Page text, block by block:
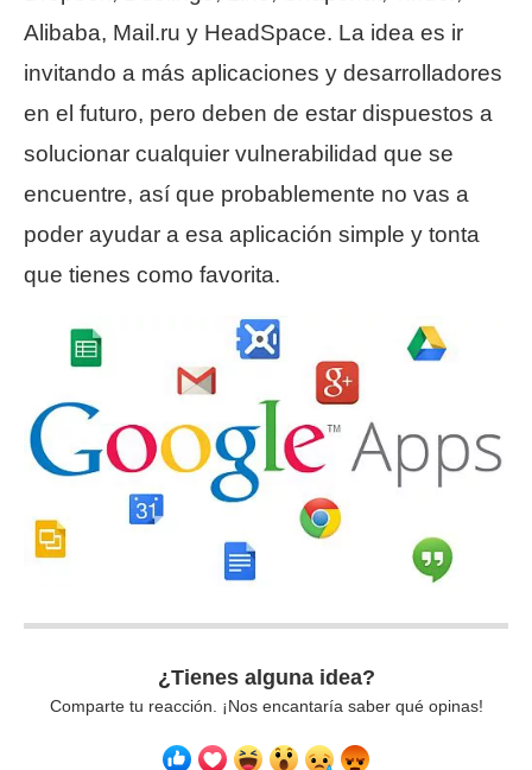
Alibaba, Mail.ru y HeadSpace. La idea es ir
invitando a más aplicaciones y desarrolladores
en el futuro, pero deben de estar dispuestos a
solucionar cualquier vulnerabilidad que se
encuentre, así que probablemente no vas a
poder ayudar a esa aplicación simple y tonta
que tienes como favorita.
¿Tienes alguna idea?
Comparte tu reacción. ¡Nos encantaría saber qué opinas!